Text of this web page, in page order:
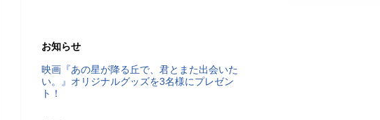
お知らせ
映画『あの星が降る丘で、君とまた出会いた
い。』オリジナルグッズを3名様にプレゼン
ト！